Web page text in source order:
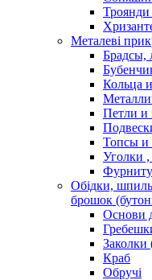
Троянди
Металеві
Брадсы,
Кольца
Петли и
Топсы
Уголки
Обідки,
брошок
Основи
Заколки
Краб
Обручі